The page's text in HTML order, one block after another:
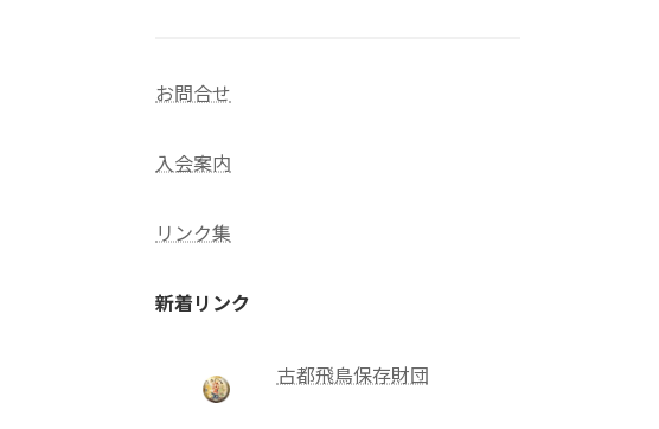
お問合せ
入会案内
リンク集
新着リンク
古都飛鳥保存財団